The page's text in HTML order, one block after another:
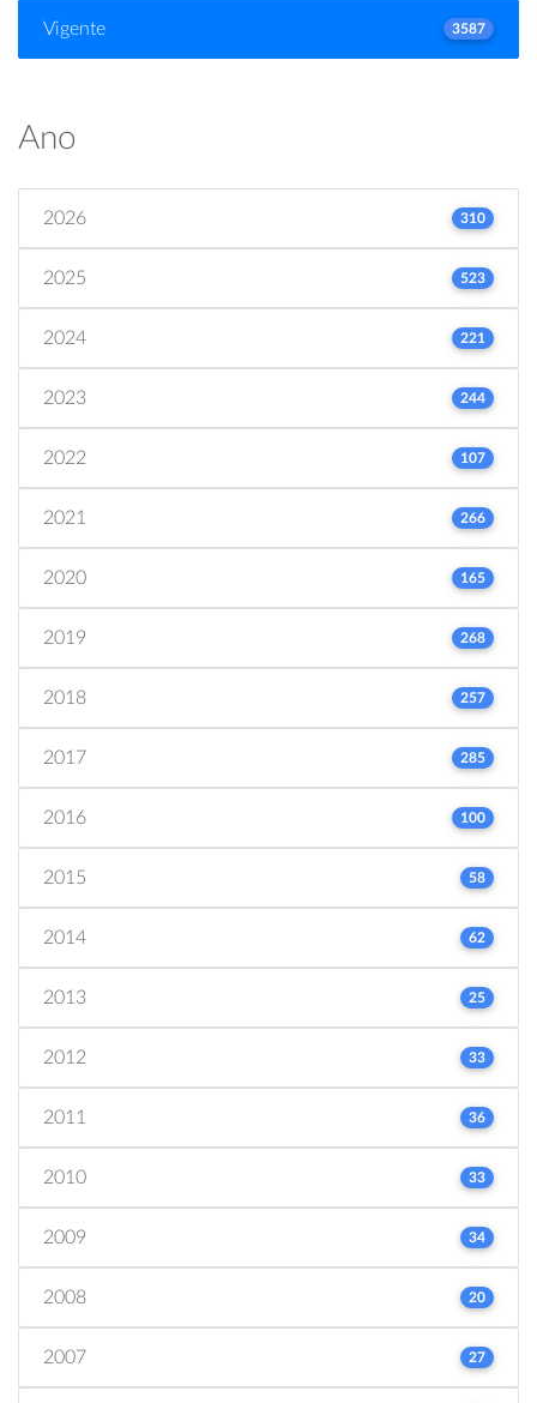
Vigente 3587
Ano
2026 310
2025 523
2024 221
2023 244
2022 107
2021 266
2020 165
2019 268
2018 257
2017 285
2016 100
2015 58
2014 62
2013 25
2012 33
2011 36
2010 33
2009 34
2008 20
2007 27